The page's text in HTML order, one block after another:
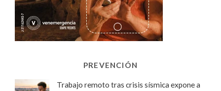
PREVENCIÓN
Trabajo remoto tras crisis sísmica expone a